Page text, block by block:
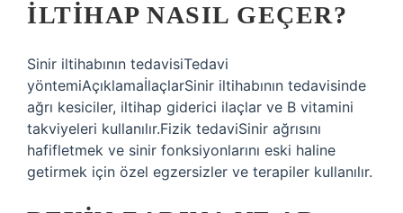
ILTIHAP NASIL GEÇER?
Sinir iltihabının tedavisiTedavi
yöntemiAçıklamaİlaçlarSinir iltihabının tedavisinde
ağrı kesiciler, iltihap giderici ilaçlar ve B vitamini
takviyeleri kullanılır.Fizik tedaviSinir ağrısını
hafifletmek ve sinir fonksiyonlarını eski haline
getirmek için özel egzersizler ve terapiler kullanılır.